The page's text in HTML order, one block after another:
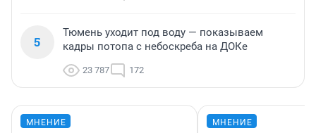
5
Тюмень уходит под воду — показываем
кадры потопа с небоскреба на ДОКе
23 787 172
МНЕНИЕ МНЕНИЕ